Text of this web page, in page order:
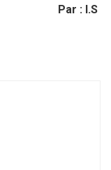
Par : I.S